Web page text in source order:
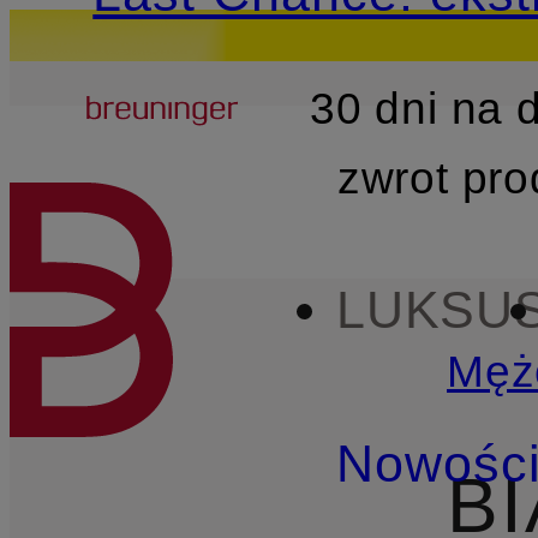
PRZEJDŹ DO GŁÓWNEJ
Breuninger
30 dni na
zwrot